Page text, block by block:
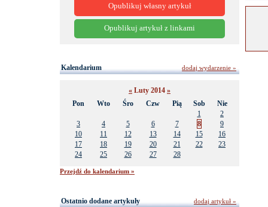
Opublikuj własny artykuł
Opublikuj artykuł z linkami
Kalendarium
« Luty 2014 »
Pon
Wto Śro Czw Pią Sob
Nie
1
2
3
4 5 6 7 8
9
10
11 12 13 14 15
16
17
18 19 20 21 22
23
24
25 26 27 28
Przejdź do kalendarium »
dodaj wydarzenie »
Ostatnio dodane artykuły
dodaj artykuł »